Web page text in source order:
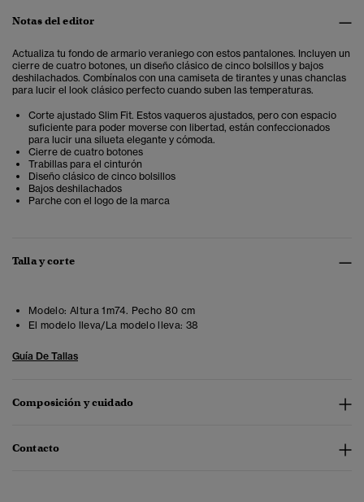
Notas del editor
Actualiza tu fondo de armario veraniego con estos pantalones. Incluyen un
cierre de cuatro botones, un diseño clásico de cinco bolsillos y bajos
deshilachados. Combínalos con una camiseta de tirantes y unas chanclas
para lucir el look clásico perfecto cuando suben las temperaturas.
Corte ajustado Slim Fit. Estos vaqueros ajustados, pero con espacio
suficiente para poder moverse con libertad, están confeccionados
para lucir una silueta elegante y cómoda.
Cierre de cuatro botones
Trabillas para el cinturón
Diseño clásico de cinco bolsillos
Bajos deshilachados
Parche con el logo de la marca
Talla y corte
Modelo: Altura 1m74. Pecho 80 cm
El modelo lleva/La modelo lleva: 38
Guía De Tallas
Composición y cuidado
Contacto